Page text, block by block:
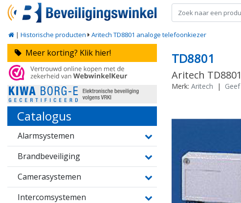
| Historische producten Aritech TD8801 analoge telefoonkiezer
Meer korting? Klik hier!
Catalogus
Alarmsystemen
Brandbeveiliging
Camerasystemen
Intercomsystemen
TD8801
Aritech
Merk: Aritech |